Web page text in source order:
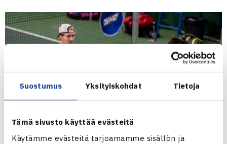
Suostumus Yksityiskohdat Tietoja
Tämä sivusto käyttää evästeitä
Käytämme evästeitä tarjoamamme sisällön ja